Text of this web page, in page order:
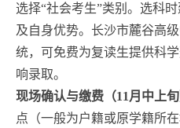
选择“社会考生”类别。选科
及自身优势。长沙市麓谷高
统，可免费为复读生提供科
响录取。
现场确认与缴费（11月中上旬
点（一般为户籍或原学籍所